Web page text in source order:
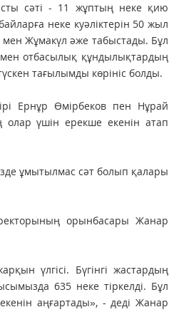
сәті - 11 жұптың неке қию
неке куәліктерін 50 жыл
Жұмакүл әже табыстады. Бұл
отбасылық құндылықтардың
тағылымды көрініс болды.
Ернұр Өмірбеков пен Нұрай
олар үшін ерекше екенін атап
ұмытылмас сәт болып қалары
орынбасары Жанар
үлгісі. Бүгінгі жастардың
635 неке тіркелді. Бұл
аңғартады», - деді Жанар